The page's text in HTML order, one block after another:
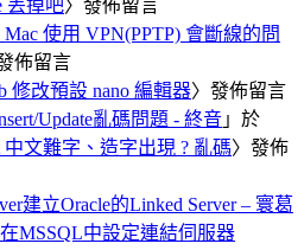
丟掉吧〉發佈留言
使用 VPN(PPTP) 會斷線的問
佈留言
修改預設 nano 編輯器〉發佈留言
Update亂碼問題 - 終音 」於
中文難字、造字出現 ? 亂碼〉發佈
建立Oracle的Linked Server – 寰葛
在MSSQL中設定連結伺服器